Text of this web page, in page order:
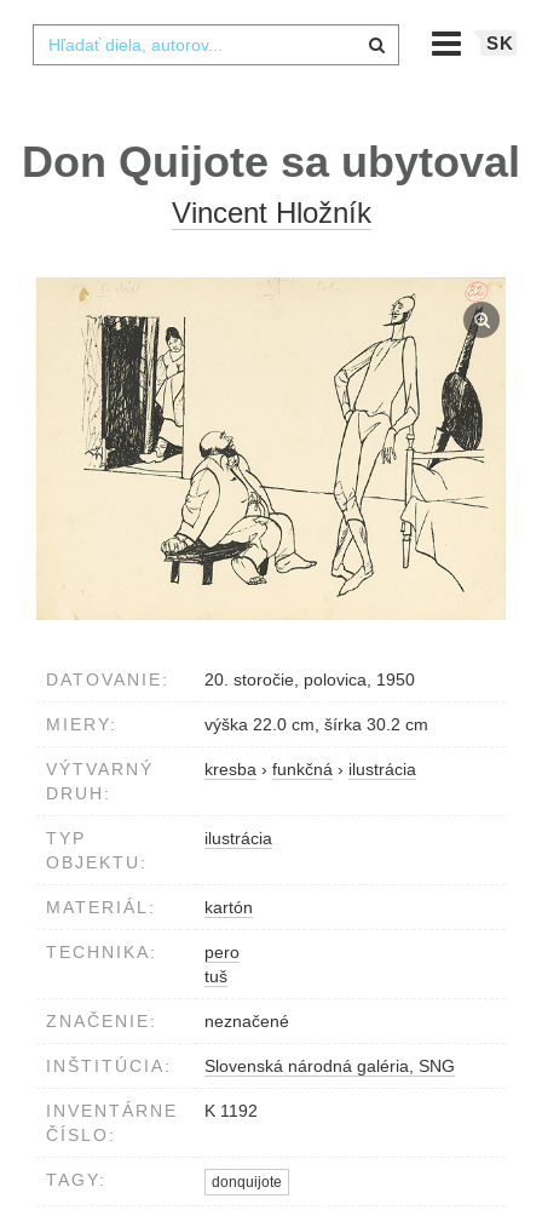
SK
Don Quijote sa ubytoval
Vincent Hložník
DATOVANIE: 20. storočie, polovica, 1950
MIERY: výška 22.0 cm, šírka 30.2 cm
VÝTVARNÝ
DRUH:
kresba › funkčná › ilustrácia
TYP
OBJEKTU:
ilustrácia
MATERIÁL: kartón
TECHNIKA:
pero
tuš
ZNAČENIE: neznačené
INŠTITÚCIA: Slovenská národná galéria, SNG
INVENTÁRNE
ČÍSLO:
K 1192
TAGY: donquijote